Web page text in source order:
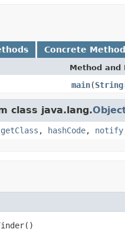
Concrete
Method and
main(String
class java.lang.
getClass , hashCode, notify